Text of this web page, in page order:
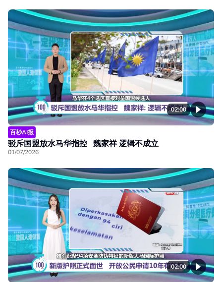
02:00
百秒AI报
驳斥国盟放水马华指控 魏家祥 逻辑不成立
01/07/2026
02:00